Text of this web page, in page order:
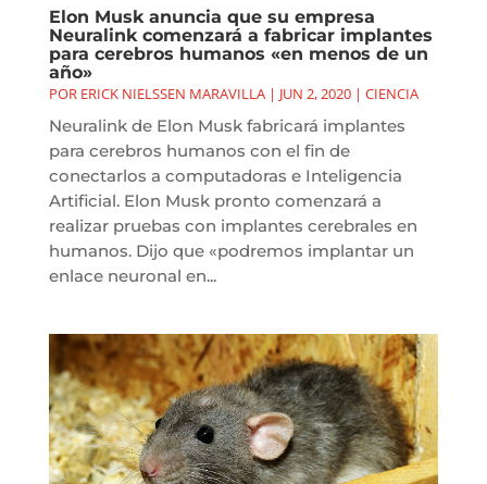
Elon Musk anuncia que su empresa
Neuralink comenzará a fabricar implantes
para cerebros humanos «en menos de un
año»
POR ERICK NIELSSEN MARAVILLA| JUN 2, 2020| CIENCIA
Neuralink de Elon Musk fabricará implantes
para cerebros humanos con el fin de
conectarlos a computadoras e Inteligencia
Artificial. Elon Musk pronto comenzará a
realizar pruebas con implantes cerebrales en
humanos. Dijo que «podremos implantar un
enlace neuronal en...